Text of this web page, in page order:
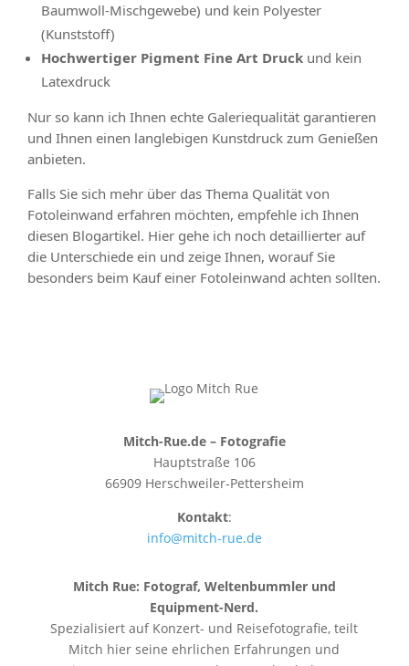
Baumwoll-Mischgewebe) und kein Polyester
(Kunststoff)
Hochwertiger Pigment Fine Art Druck und kein
Latexdruck
Nur so kann ich Ihnen echte Galeriequalität garantieren
und Ihnen einen langlebigen Kunstdruck zum Genießen
anbieten.
Falls Sie sich mehr über das Thema Qualität von
Fotoleinwand erfahren möchten, empfehle ich Ihnen
diesen Blogartikel. Hier gehe ich noch detaillierter auf
die Unterschiede ein und zeige Ihnen, worauf Sie
besonders beim Kauf einer Fotoleinwand achten sollten.
Mitch-Rue.de – Fotografie
Hauptstraße 106
66909 Herschweiler-Pettersheim
Kontakt:
info@mitch-rue.de
Mitch Rue: Fotograf, Weltenbummler und
Equipment-Nerd.
Spezialisiert auf Konzert- und Reisefotografie, teilt
Mitch hier seine ehrlichen Erfahrungen und